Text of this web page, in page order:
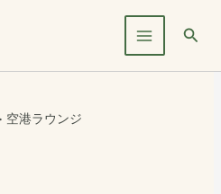
検
空港ラウンジ